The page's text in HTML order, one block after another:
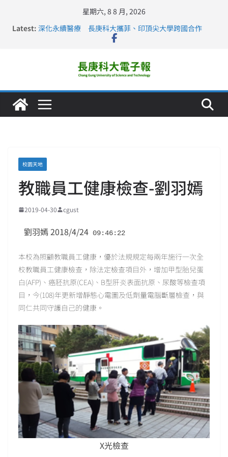
星期六, 8 8 月, 2026
Latest: 深化永續醫療 長庚科大攜菲、印頂尖大學跨國合作
長庚科大訪凱瑟醫療集團、美容學校收穫豐
仁德醫專與長庚科大締結策略聯盟 培育護理尖兵
長庚科大連四年穩居《遠見》醫學大學第5名 辦學實力再
校園天地
教職員工健康檢查-劉羽嫣
2019-04-30 cgust
劉羽嫣 2018/4/24 09:46:22
本校為照顧教職員工健康，優於法規規定每兩年施行一次全
校教職員工健康檢查，除法定檢查項目外，增加甲型胎兒蛋
白(AFP)、癌胚抗原(CEA)、B型肝炎表面抗原、尿酸等檢查項
目，今(108)年更新增靜態心電圖及低劑量電腦斷層檢查，與
同仁共同守護自己的健康。
X光檢查